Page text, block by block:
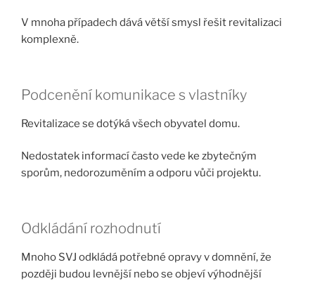
V mnoha případech dává větší smysl řešit revitalizaci
komplexně.
Podcenění komunikace s vlastníky
Revitalizace se dotýká všech obyvatel domu.
Nedostatek informací často vede ke zbytečným
sporům, nedorozuměním a odporu vůči projektu.
Odkládání rozhodnutí
Mnoho SVJ odkládá potřebné opravy v domnění, že
později budou levnější nebo se objeví výhodnější